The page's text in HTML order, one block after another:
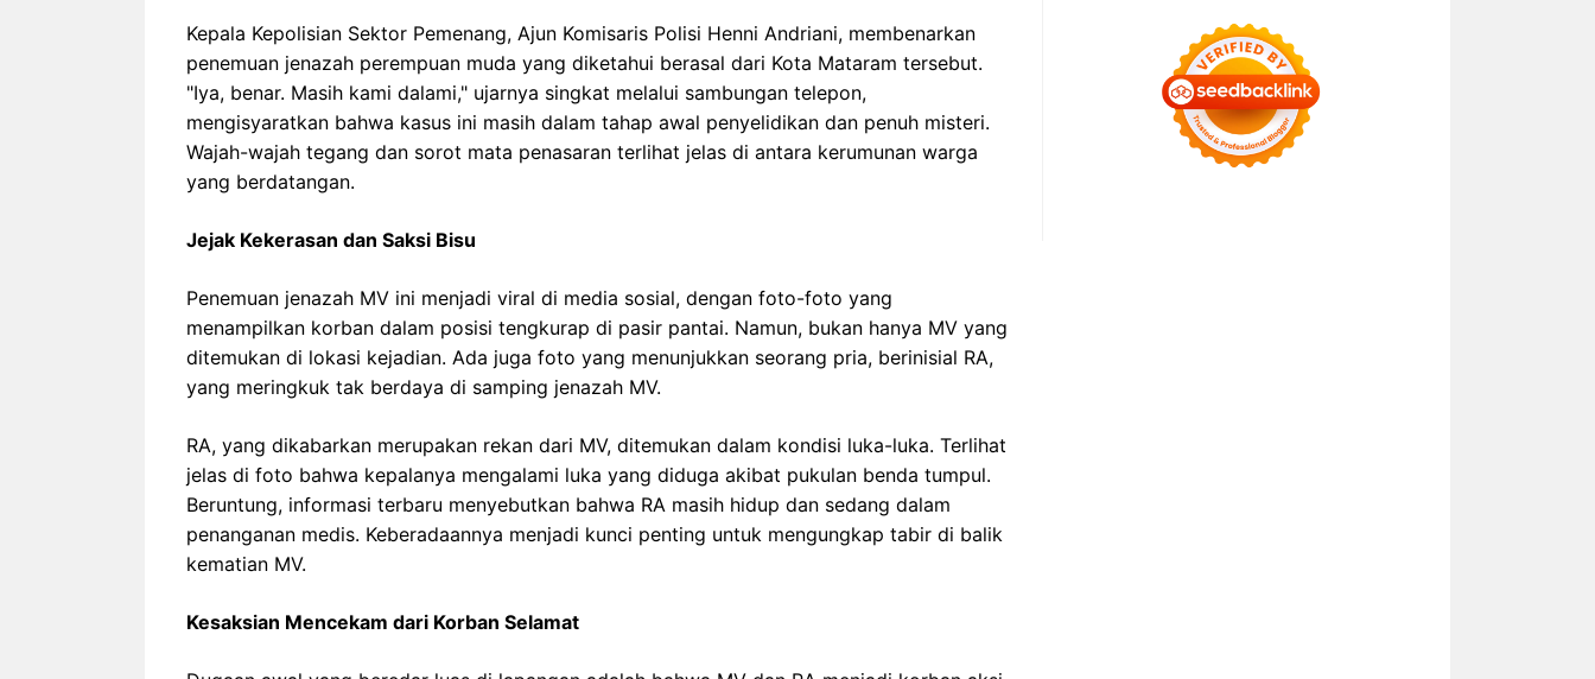
Kepala Kepolisian Sektor Pemenang, Ajun Komisaris Polisi Henni Andriani, membenarkan
penemuan jenazah perempuan muda yang diketahui berasal dari Kota Mataram tersebut.
"Iya, benar. Masih kami dalami," ujarnya singkat melalui sambungan telepon,
mengisyaratkan bahwa kasus ini masih dalam tahap awal penyelidikan dan penuh misteri.
Wajah-wajah tegang dan sorot mata penasaran terlihat jelas di antara kerumunan warga
yang berdatangan.
Jejak Kekerasan dan Saksi Bisu
Penemuan jenazah MV ini menjadi viral di media sosial, dengan foto-foto yang
menampilkan korban dalam posisi tengkurap di pasir pantai. Namun, bukan hanya MV yang
ditemukan di lokasi kejadian. Ada juga foto yang menunjukkan seorang pria, berinisial RA,
yang meringkuk tak berdaya di samping jenazah MV.
RA, yang dikabarkan merupakan rekan dari MV, ditemukan dalam kondisi luka-luka. Terlihat
jelas di foto bahwa kepalanya mengalami luka yang diduga akibat pukulan benda tumpul.
Beruntung, informasi terbaru menyebutkan bahwa RA masih hidup dan sedang dalam
penanganan medis. Keberadaannya menjadi kunci penting untuk mengungkap tabir di balik
kematian MV.
Kesaksian Mencekam dari Korban Selamat